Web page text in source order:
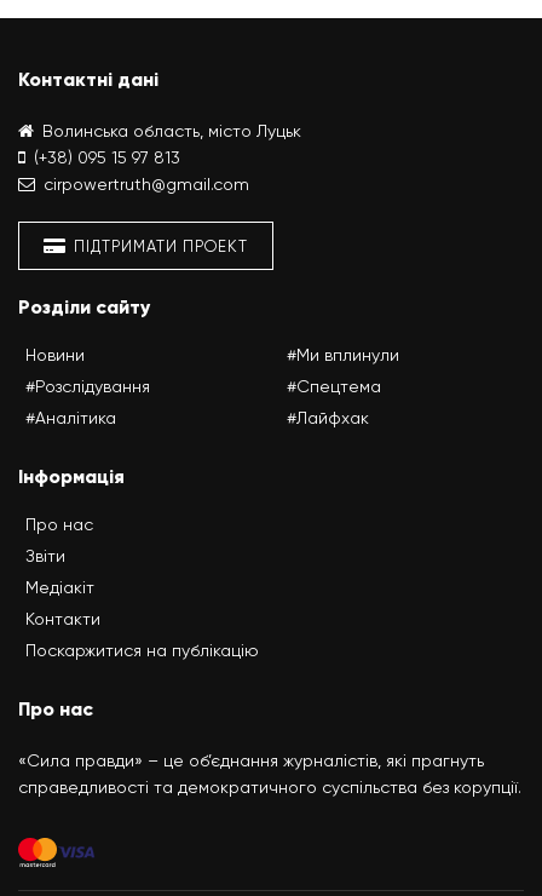
Контактні дані
Волинська область, місто Луцьк
(+38) 095 15 97 813
cirpowertruth@gmail.com
ПІДТРИМАТИ ПРОЕКТ
Розділи сайту
Новини
#Розслідування
#Аналітика
#Ми вплинули
#Спецтема
#Лайфхак
Інформація
Про нас
Звіти
Медіакіт
Контакти
Поскаржитися на публікацію
Про нас
«Сила правди» – це об’єднання журналістів, які прагнуть
справедливості та демократичного суспільства без корупції.